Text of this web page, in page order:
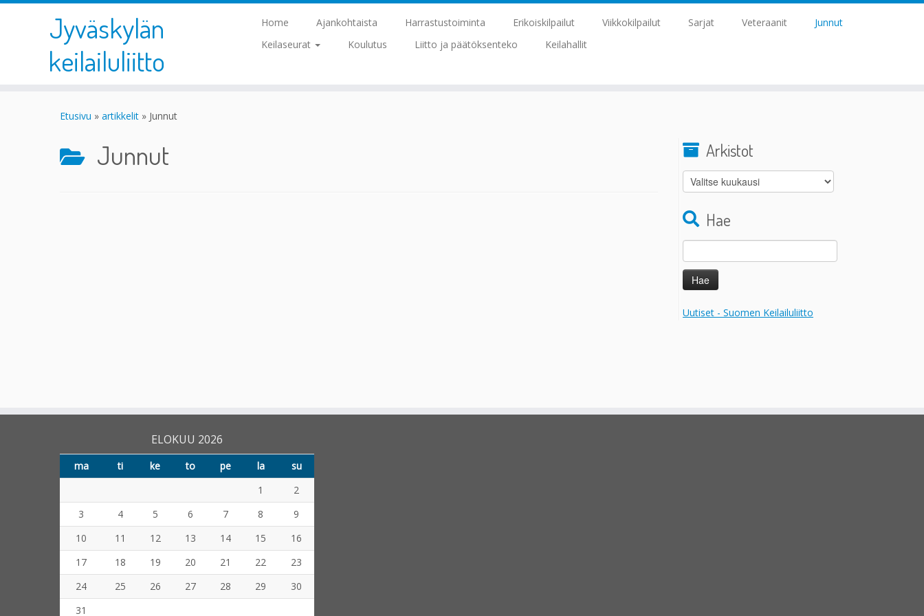
Jyväskylän
keilailuliitto
Home Ajankohtaista Harrastustoiminta Erikoiskilpailut Viikkokilpailut Sarjat Veteraanit
Junnut
Keilaseurat
Koulutus Liitto ja päätöksenteko Keilahallit
Etusivu » artikkelit » Junnut
Junnut Arkistot
Arkistot
Hae
Haku:
Uutiset - Suomen Keilailuliitto
ELOKUU 2026
ma ti ke to pe la
su
1
2
3
4 5 6 7 8
9
10
11 12 13 14 15
16
17
18 19 20 21 22
23
24
25 26 27 28 29
30
31